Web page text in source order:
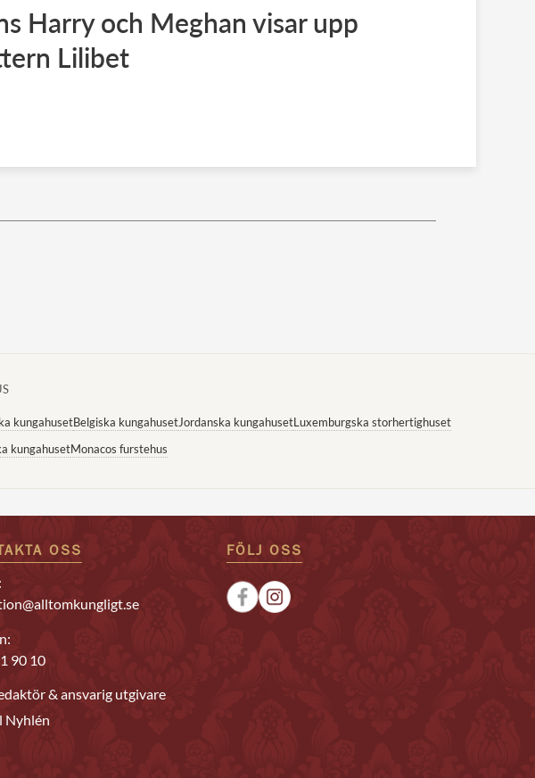
Harry och Meghan visar upp
Lilibet
kungahusetBelgiska kungahusetJordanska kungahusetLuxemburgska storhertighuset
kungahusetMonacos furstehus
OSS
90 10
& ansvarig utgivare
Nyhlén
FÖLJ OSS